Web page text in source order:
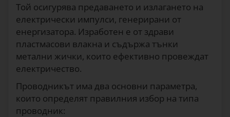
Той осигурява предаването и излагането на
електрически импулси, генерирани от
енергизатора. Изработен е от здрави
пластмасови влакна и съдържа тънки
метални жички, които ефективно провеждат
електричество.
Проводникът има два основни параметра,
които определят правилния избор на типа
проводник: